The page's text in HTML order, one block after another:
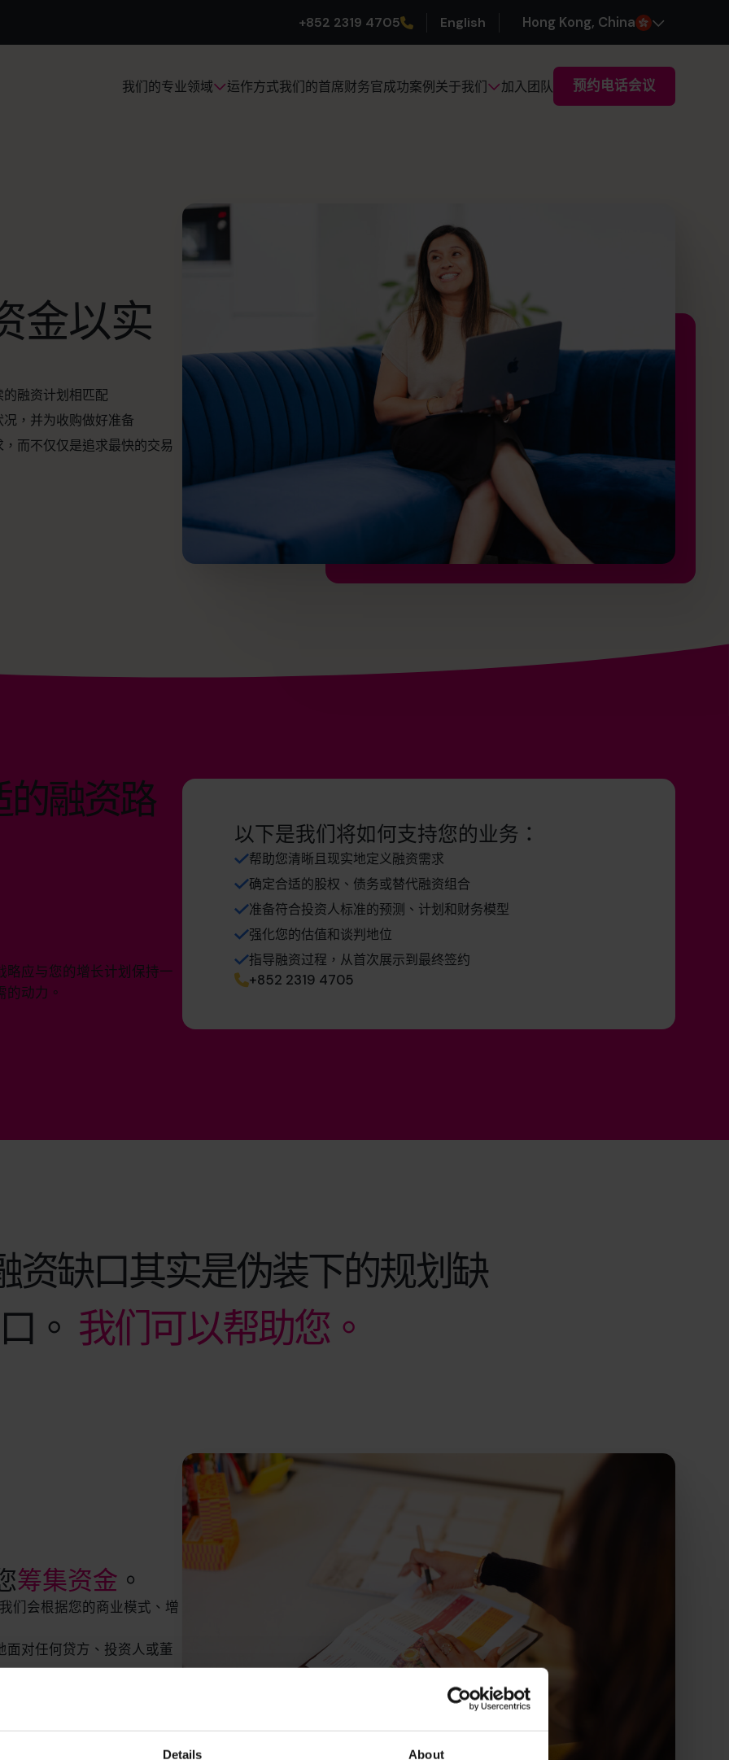
Details About
+852 2319 4705 English Hong Kong, China
我们的专业领域 运作方式我们的首席财务官成功案例 关于我们 加入团队 预约电话会议
金以实
融资计划相匹配
，并为收购做好准备
而不仅仅是追求最快的交易
融资路
略应与您的增长计划保持一
动力。
以下是我们将如何支持您的业务：
帮助您清晰且现实地定义融资需求
确定合适的股权、债务或替代融资组合
准备符合投资人标准的预测、计划和财务模型
强化您的估值和谈判地位
指导融资过程，从首次展示到最终签约
+852 2319 4705
资缺口其实是伪装下的规划缺
口。 我们可以帮助您。
筹集资金 。
们会根据您的商业模式、增
面对任何贷方、投资人或董